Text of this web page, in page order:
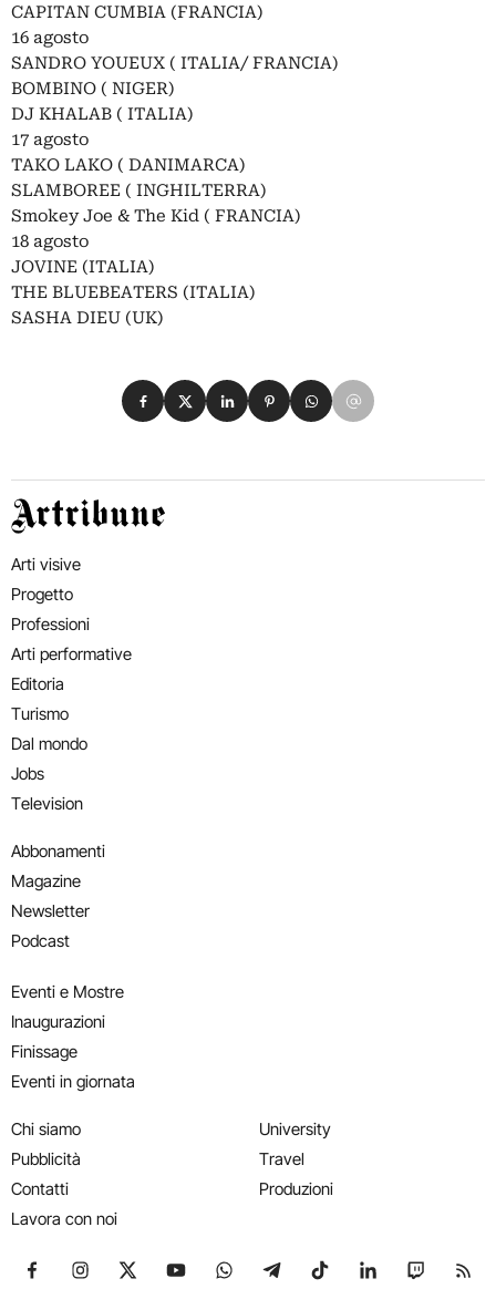
CAPITAN CUMBIA (FRANCIA)
16 agosto
SANDRO YOUEUX ( ITALIA/ FRANCIA)
BOMBINO ( NIGER)
DJ KHALAB ( ITALIA)
17 agosto
TAKO LAKO ( DANIMARCA)
SLAMBOREE ( INGHILTERRA)
Smokey Joe & The Kid ( FRANCIA)
18 agosto
JOVINE (ITALIA)
THE BLUEBEATERS (ITALIA)
SASHA DIEU (UK)
Condividi su Facebook
Condividi su X
Condividi su LinkedIn
Condividi su Pinterest
Condividi su WhatsApp
Condividi su Email
Artribune
Arti visive
Progetto
Professioni
Arti performative
Editoria
Turismo
Dal mondo
Jobs
Television
Abbonamenti
Magazine
Newsletter
Podcast
Eventi e Mostre
Inaugurazioni
Finissage
Eventi in giornata
Chi siamo
Pubblicità
Contatti
Lavora con noi
University
Travel
Produzioni
Seguici su Facebook
Seguici su Instagram
Seguici su X
Seguici su YouTube
Seguici su WhatsApp
Seguici su Telegram
Seguici su TikTok
Seguici su
Seguici